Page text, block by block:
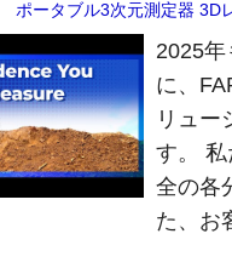
ポータブル3次元測定器 3D
2025年
に、
リュー
す。
全の各
た、